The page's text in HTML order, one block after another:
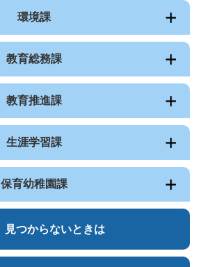
環境課
教育総務課
教育推進課
生涯学習課
保育幼稚園課
見つからないときは